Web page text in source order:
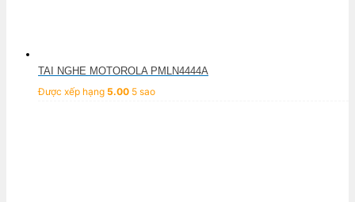
TAI NGHE MOTOROLA PMLN4444A
Được xếp hạng 5.00 5 sao